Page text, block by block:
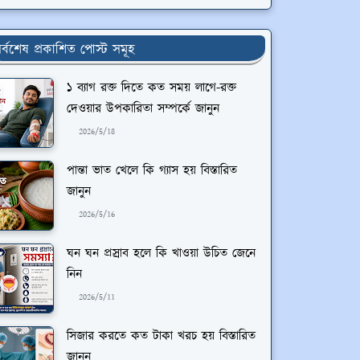
প্রকাশিত পোস্ট সমূহ
১ ব্যাগ রক্ত দিতে কত সময় লাগে-রক্ত
দেওয়ার উপকারিতা সম্পর্কে জানুন
2026/5/18
পান্তা ভাত খেলে কি গ্যাস হয় বিস্তারিত
জানুন
2026/5/16
ঘন ঘন প্রস্রাব হলে কি খাওয়া উচিত জেনে
নিন
2026/5/11
সিজার করতে কত টাকা খরচ হয় বিস্তারিত